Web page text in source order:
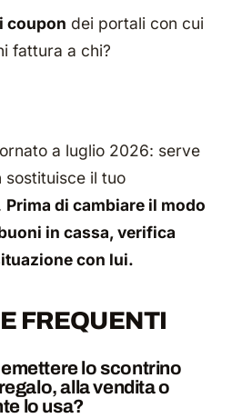
coupon dei portali con cui
fattura a chi?
a luglio 2026: serve
sostituisce il tuo
Prima di cambiare il modo
in cassa, verifica
con lui.
FREQUENTI
lo scontrino
alla vendita o
lo usa?